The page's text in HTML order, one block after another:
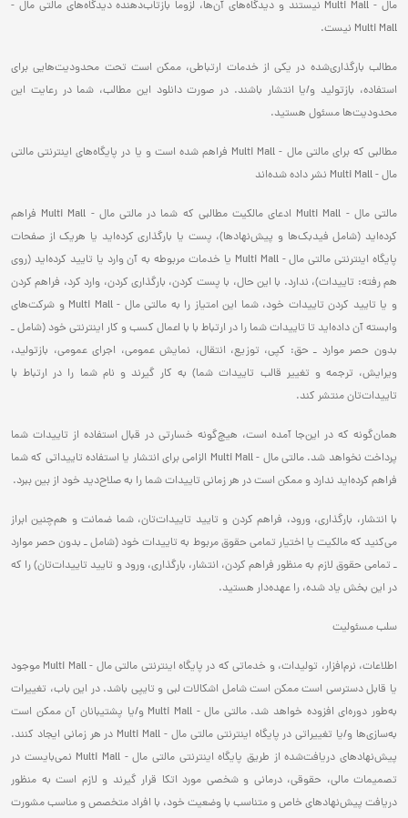
مال - Multi Mall نیستند و دیدگاه‌های آن‌ها، لزوما بازتاب‌دهنده دیدگاه‌های مالتی مال -
Multi Mall نیست.
مطالب بارگذاری‌شده در یکی از خدمات ارتباطی، ممکن است تحت محدودیت‌هایی برای
استفاده، بازتولید و/یا انتشار باشند. در صورت دانلود این مطالب، شما در رعایت این
محدودیت‌ها مسئول هستید.
مطالبی که برای مالتی مال - Multi Mall فراهم شده است و یا در پایگاه‌های اینترنتی مالتی
مال - Multi Mall نشر داده شده‌اند
مالتی مال - Multi Mall ادعای مالکیت مطالبی که شما در مالتی مال - Multi Mall فراهم
کرده‌اید (شامل فیدبک‌ها و پیش‌نهاد‌ها)، پست یا بارگذاری کرده‌اید یا هریک از صفحات
پایگاه اینترنتی مالتی مال - Multi Mall یا خدمات مربوطه به آن وارد یا تایید کرده‌اید (روی
هم رفته: تاییدات)، ندارد. با این حال، با پست کردن، بارگذاری کردن، وارد کرد، فراهم کردن
و یا تایید کردن تاییدات خود، شما این امتیاز را به مالتی مال - Multi Mall و شرکت‌های
وابسته آن داده‌اید تا تاییدات شما را در ارتباط با با اعمال کسب و کار اینترنتی خود (شامل ـ
بدون حصر موارد ـ حق: کپی، توزیع، انتقال، نمایش عمومی، اجرای عمومی، بازتولید،
ویرایش، ترجمه و تغییر قالب تاییدات شما) به کار گیرند و نام شما را در ارتباط با
تاییدات‌تان منتشر کند.
همان‌گونه که در این‌جا آمده است، هیچ‌گونه خسارتی در قبال استفاده از تاییدات شما
پرداخت نخواهد شد. مالتی مال - Multi Mall الزامی برای انتشار یا استفاده تاییداتی که شما
فراهم کرده‌اید ندارد و ممکن است در هر زمانی تاییدات شما را به صلاح‌دید خود از بین ببرد.
با انتشار، بارگذاری، ورود، فراهم کردن و تایید تاییدات‌تان، شما ضمانت و هم‌چنین ابراز
می‌کنید که مالکیت یا اختیار تمامی حقوق مربوط به تاییدات خود (شامل ـ بدون حصر موارد
ـ تمامی حقوق لازم به منظور فراهم کردن، انتشار، بارگذاری، ورود و تایید تاییدات‌تان) را که
در این بخش یاد شده، را عهده‌دار هستید.
سلب مسئولیت
اطلاعات، نرم‌افزار، تولیدات، و خدماتی که در پایگاه اینترنتی مالتی مال - Multi Mall موجود
یا قابل دسترسی است ممکن است شامل اشکالات لبی و تایپی باشد. در این باب، تغییرات
به‌طور دوره‌ای افزوده خواهد شد. مالتی مال - Multi Mall و/یا پشتیبانان آن ممکن است
به‌سازی‌ها و/یا تغییراتی در پایگاه اینترنتی مالتی مال - Multi Mall در هر زمانی ایجاد کنند.
پیش‌نهادهای دریافت‌شده از طریق پایگاه اینترنتی مالتی مال - Multi Mall نمی‌بایست در
تصمیمات مالی، حقوقی، درمانی و شخصی مورد اتکا قرار گیرند و لازم است به منظور
دریافت پیش‌نهادهای خاص و متناسب با وضعیت خود، با افراد متخصص و مناسب مشورت